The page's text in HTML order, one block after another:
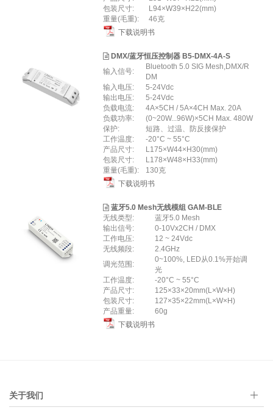
包装尺寸:
L94×W39×H22(mm)
重量(毛重):
46克
下载说明书
DMX/蓝牙恒压控制器 B5-DMX-4A-S
输入信号:
Bluetooth 5.0 SIG Mesh,DMX/R
DM
输入电压:
5-24Vdc
输出电压:
5-24Vdc
负载电流:
4A×5CH / 5A×4CH Max. 20A
负载功率:
(0~20W...96W)×5CH Max. 480W
保护:
短路、过温、防反接保护
工作温度:
-20°C ~ 55°C
产品尺寸:
L175×W44×H30(mm)
包装尺寸:
L178×W48×H33(mm)
重量(毛重):
130克
下载说明书
蓝牙5.0 Mesh无线模组 GAM-BLE
无线类型:
蓝牙5.0 Mesh
输出信号:
0-10Vx2CH / DMX
工作电压:
12 ~ 24Vdc
无线频段:
2.4GHz
调光范围:
0~100%, LED从0.1%开始调
光
工作温度:
-20°C ~ 55°C
产品尺寸:
125×33×20mm(L×W×H)
包装尺寸:
127×35×22mm(L×W×H)
产品重量:
60g
下载说明书
关于我们